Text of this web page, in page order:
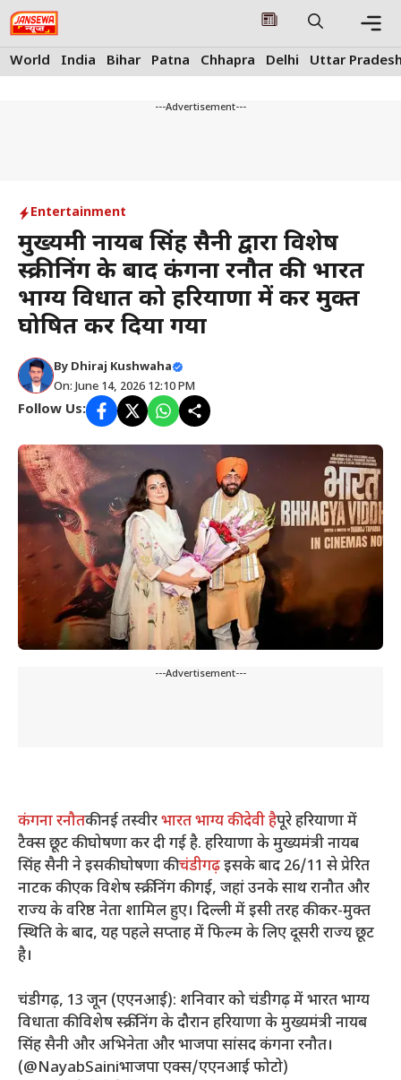
Skip
to
content
World India Bihar Patna Chhapra Delhi Uttar
---Advertisement---
Entertainment
मुख्यमंत्री नायब सिंह सैनी द्वारा विशेष
स्क्रीनिंग के बाद कंगना रनौत की भारत
भाग्य विधात को हरियाणा में कर मुक्त
घोषित कर दिया गया
By Dhiraj Kushwaha
On: June 14, 2026 12:10 PM
Follow Us:
---Advertisement---
कंगना रनौतकी नई तस्वीरभारत भाग्य की देवी हैपूरे हरियाणा में
टैक्स छूट की घोषणा कर दी गई है. हरियाणा के मुख्यमंत्री नायब
सिंह सैनी ने इसकी घोषणा कीचंडीगढ़इसके बाद 26/11 से प्रेरित
नाटक की एक विशेष स्क्रीनिंग की गई, जहां उनके साथ रानौत और
राज्य के वरिष्ठ नेता शामिल हुए। दिल्ली में इसी तरह की कर-मुक्त
स्थिति के बाद, यह पहले सप्ताह में फिल्म के लिए दूसरी राज्य छूट
है।
चंडीगढ़, 13 जून (एएनआई): शनिवार को चंडीगढ़ में भारत भाग्य
विधाता की विशेष स्क्रीनिंग के दौरान हरियाणा के मुख्यमंत्री नायब
सिंह सैनी और अभिनेता और भाजपा सांसद कंगना रनौत।
(@NayabSainiभाजपा एक्स/एएनआई फोटो)